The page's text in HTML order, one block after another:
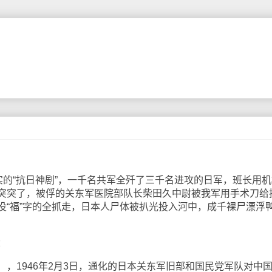
抗日神剧”，一千名共军全歼了三千名进攻的日军，班长用
突了，被俘的关东军医院部队长柴田久中尉被我军用手术刀给
“福”字的全抓走，日本人尸体被扒光投入河中，成千裸尸漂浮
年2月3日，通化的日本关东军旧部和国民党军队对中